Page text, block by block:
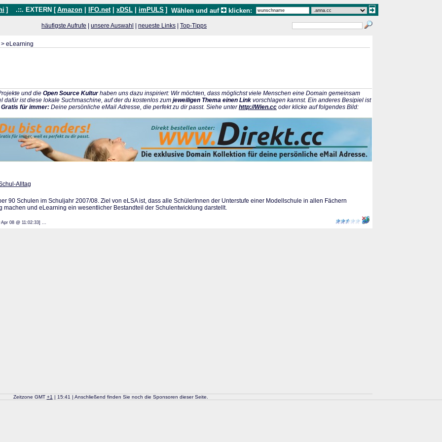
] .::. EXTERN [ Amazon IFO.net xDSL imPULS ] Wählen und auf klicken:
häufigste Aufrufe unsere Auswahl neueste Links Top-Tipps
> eLearning
und die Open Source Kulturhaben uns dazu inspiriert: Wir möchten, dass möglichst viele Menschen eine Domain gemeinsam
dafür ist diese lokale Suchmaschine, auf der du kostenlos zum jeweiligen Thema einen Link vorschlagen kannst. Ein anderes Besipiel ist
Gratis für immer: Deine persönliche eMail Adresse, die perfekt zu dir passt. Siehe unterhttp://Wien.cc oder klicke auf folgendes Bild:
Alltag
90 Schulen im Schuljahr 2007/08. Ziel von eLSA ist, dass alle SchülerInnen der Unterstufe einer Modellschule in allen Fächern
machen und eLearning ein wesentlicher Bestandteil der Schulentwicklung darstellt.
09 Apr 08 @ 11:02:33] ...
Zeitzone GMT +1 | 15:41 | Anschließend finden Sie noch die Sponsoren dieser Seite.